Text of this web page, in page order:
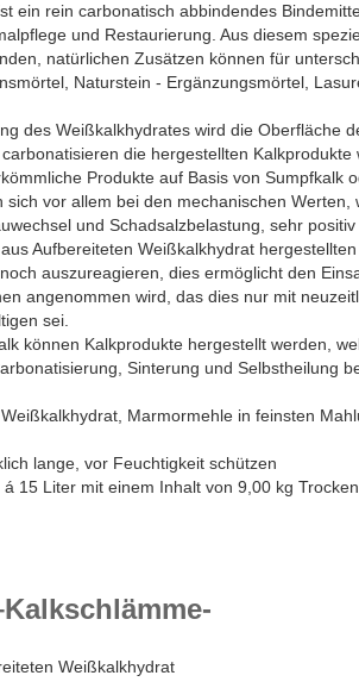
ein rein carbonatisch abbindendes
und Restaurierung. Aus diesem
natürlichen Zusätzen können für
Naturstein - Ergänzungsmörtel,
des Weißkalkhydrates wird die Oberfläche
die hergestellten Kalkprodukte
Produkte auf Basis von Sumpfkalk
sich vor allem bei den mechanischen
und Schadsalzbelastung, sehr positiv
Aufbereiteten Weißkalkhydrat
auszureagieren, dies ermöglicht den
angenommen wird, das dies nur mit
sei.
können Kalkprodukte hergestellt werden,
Sinterung und Selbstheilung
Marmormehle in feinsten
lange, vor Feuchtigkeit schützen
15 Liter mit einem Inhalt von 9,00 kg
Weißkalkhydrat